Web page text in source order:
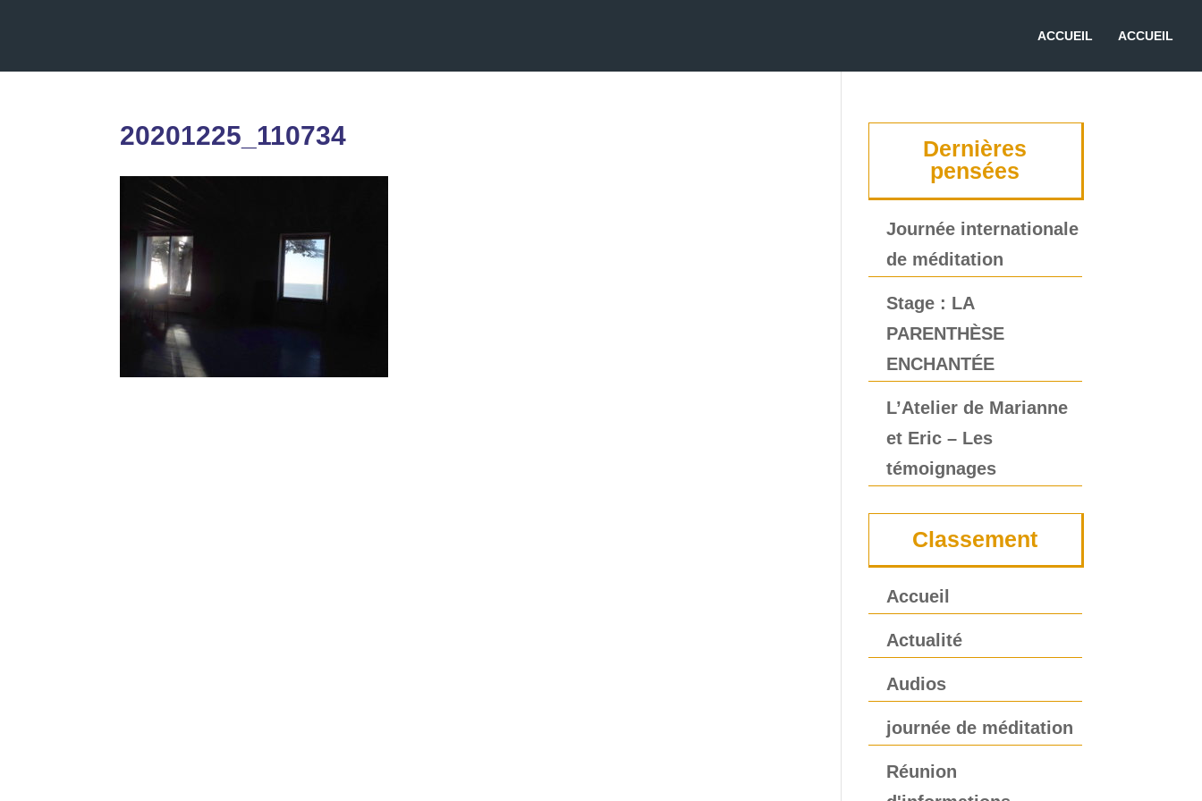
ACCUEIL ACCUEIL
20201225_110734
Dernières
pensées
Journée internationale
de méditation
Stage : LA
PARENTHÈSE
ENCHANTÉE
L’Atelier de Marianne
et Eric – Les
témoignages
Classement
Accueil
Actualité
Audios
journée de méditation
Réunion